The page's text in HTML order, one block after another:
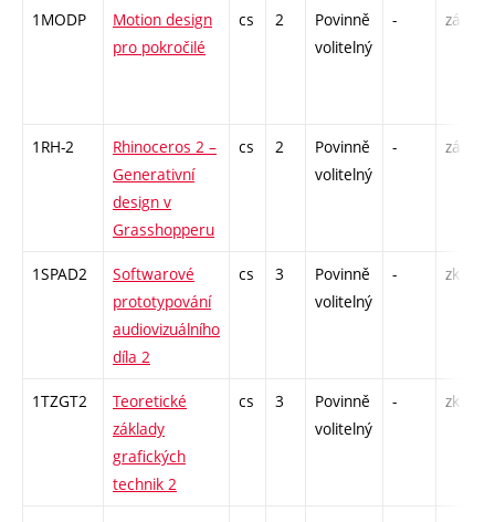
1MODP
Motion design
pro pokročilé
cs 2
Povinně
volitelný
- zá
1RH-2
Rhinoceros 2 –
Generativní
design v
Grasshopperu
cs 2
Povinně
volitelný
- zá
1SPAD2
Softwarové
prototypování
audiovizuálního
díla 2
cs 3
Povinně
volitelný
- zk
1TZGT2
Teoretické
základy
grafických
technik 2
cs 3
Povinně
volitelný
- zk